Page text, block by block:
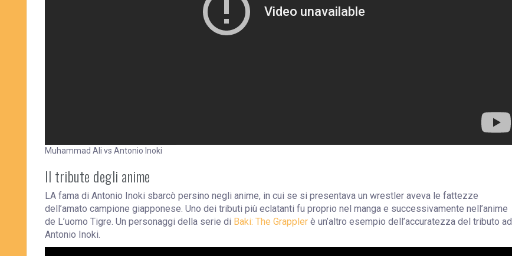
Muhammad Ali vs Antonio Inoki
Il tribute degli anime
LA fama di Antonio Inoki sbarcò persino negli anime, in cui se si presentava un wrestler aveva le fattezze
dell’amato campione giapponese. Uno dei tributi più eclatanti fu proprio nel manga e successivamente nell’anime
de L’uomo Tigre. Un personaggi della serie di Baki: The Grapplerè un’altro esempio dell’accuratezza del tributo ad
Antonio Inoki.